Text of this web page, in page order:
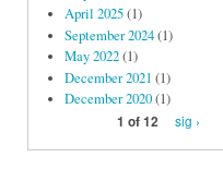
April 2025(1)
September 2024(1)
May 2022(1)
December 2021 (1)
December 2020(1)
1 of 12
sig ›